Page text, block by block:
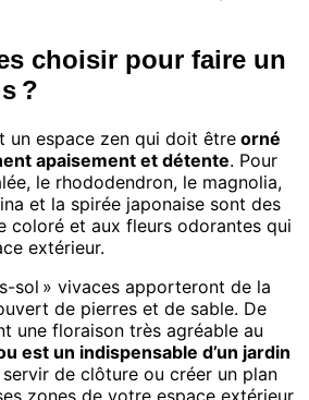
choisir pour faire un
?
un espace zen qui doit êtreorné
apaisement et détente. Pour
le rhododendron, le magnolia,
et la spirée japonaise sont des
coloré et aux fleurs odorantes qui
extérieur.
sol » vivaces apporteront de la
de pierres et de sable. De
une floraison très agréable au
est un indispensable d’un jardin
de clôture ou créer un plan
zones de votre espace extérieur.